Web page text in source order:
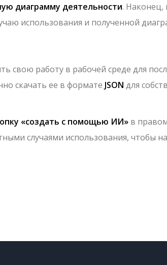
диаграмму деятельности. Наконец,
использования и полученной
свою работу в рабочей среде для
скачать ее в формате JSON для
«создать с помощью ИИ» в
случаями использования, чтобы